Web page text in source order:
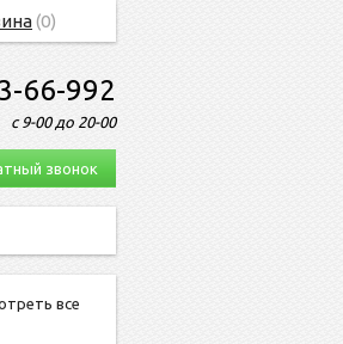
66-992
с 9-00 до 20-00
звонок
все
(0)